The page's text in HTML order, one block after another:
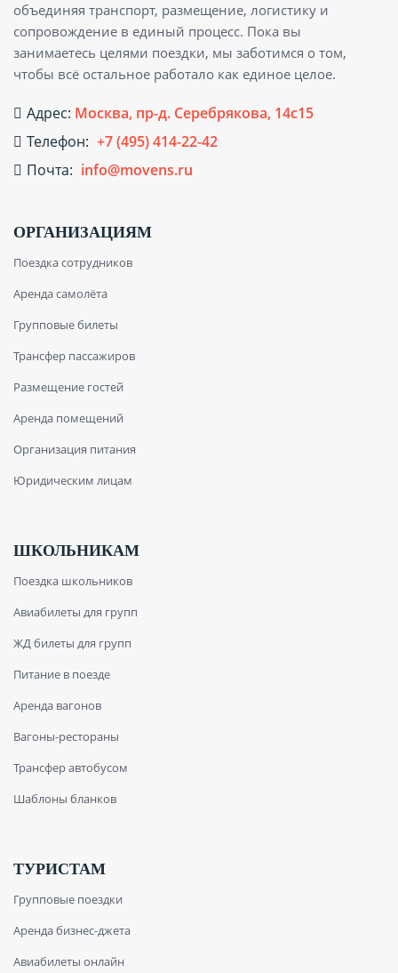
объединяя транспорт, размещение, логистику и
сопровождение в единый процесс. Пока вы
занимаетесь целями поездки, мы заботимся о том,
чтобы всё остальное работало как единое целое.
Адрес: Москва, пр-д. Серебрякова, 14с15
Телефон: +7 (495) 414-22-42
Почта: info@movens.ru
ОРГАНИЗАЦИЯМ
Поездка сотрудников
Аренда самолёта
Групповые билеты
Трансфер пассажиров
Размещение гостей
Аренда помещений
Организация питания
Юридическим лицам
ШКОЛЬНИКАМ
Поездка школьников
Авиабилеты для групп
ЖД билеты для групп
Питание в поезде
Аренда вагонов
Вагоны-рестораны
Трансфер автобусом
Шаблоны бланков
ТУРИСТАМ
Групповые поездки
Аренда бизнес-джета
Авиабилеты онлайн